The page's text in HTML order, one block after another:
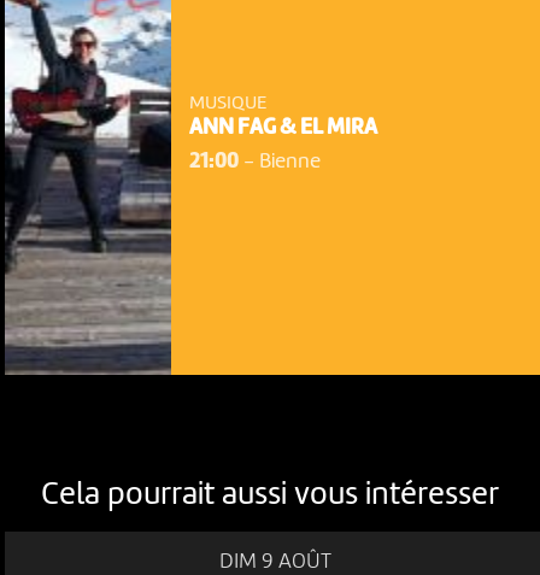
MUSIQUE
ANN FAG & EL MIRA
21:00- Bienne
Cela pourrait aussi vous intéresser
DIM 9 AOÛT